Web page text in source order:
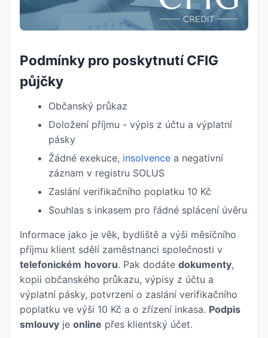
Podmínky pro poskytnutí CFIG
půjčky
Občanský průkaz
Doložení příjmu - výpis z účtu a výplatní
pásky
Žádné exekuce, insolvence a negativní
záznam v registru SOLUS
Zaslání verifikačního poplatku 10 Kč
Souhlas s inkasem pro řádné splácení úvěru
Informace jako je věk, bydliště a výši měsíčního
příjmu klient sdělí zaměstnanci společnosti v
telefonickém hovoru. Pak dodáte dokumenty,
kopii občanského průkazu, výpisy z účtu a
výplatní pásky, potvrzení o zaslání verifikačního
poplatku ve výši 10 Kč a o zřízení inkasa. Podpis
smlouvy je online přes klientský účet.